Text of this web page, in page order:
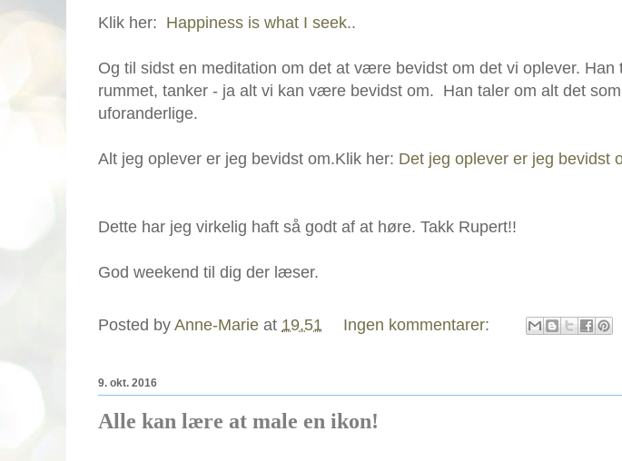
Klik her: Happiness is what I seek..
Og til sidst en meditation om det at være bevidst om det vi oplever. Han
rummet, tanker - ja alt vi kan være bevidst om. Han taler om alt det
uforanderlige.
Alt jeg oplever er jeg bevidst om.Klik her: Det jeg oplever er jeg bevidst
Dette har jeg virkelig haft så godt af at høre. Takk Rupert!!
God weekend til dig der læser.
Posted by Anne-Marie at 19.51 Ingen kommentarer:
9. okt. 2016
Alle kan lære at male en ikon!